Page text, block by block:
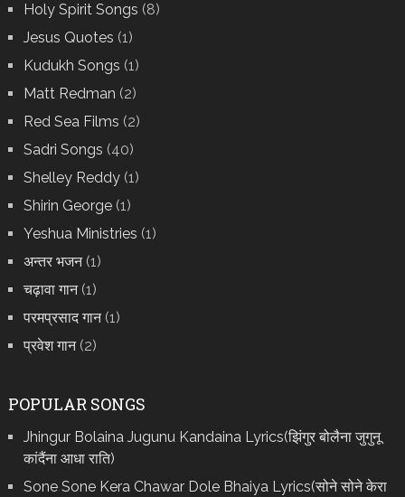
Holy Spirit Songs (8)
Jesus Quotes (1)
Kudukh Songs (1)
Matt Redman (2)
Red Sea Films (2)
Sadri Songs (40)
Shelley Reddy(1)
Shirin George(1)
Yeshua Ministries (1)
अन्तर भजन(1)
चढ़ावा गान(1)
परमप्रसाद गान(1)
प्रवेश गान(2)
POPULAR SONGS
Jhingur Bolaina Jugunu Kandaina Lyrics(झिंगुर बोलैना जुगुनू
कांदैंना आधा राति)
Sone Sone Kera Chawar Dole Bhaiya Lyrics(सोने सोने केरा